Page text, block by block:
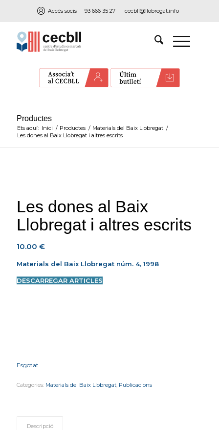
Accés socis 93 666 35 27 cecbll@llobregat.info
Productes
Ets aquí: Inici / Productes / Materials del Baix Llobregat /
Les dones al Baix Llobregat i altres escrits
Les dones al Baix
Llobregat i altres escrits
10.00 €
Materials del Baix Llobregat núm. 4, 1998
DESCARREGAR ARTICLES
Esgotat
Categories: Materials del Baix Llobregat, Publicacions
Descripció